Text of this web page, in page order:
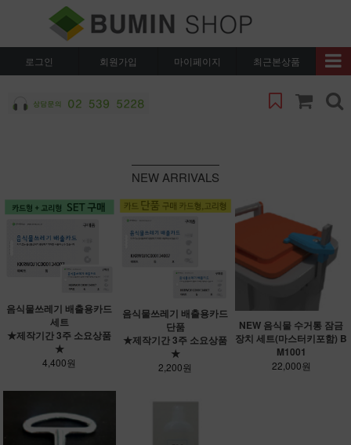
로그인 회원가입 마이페이지 최근본상품
NEW ARRIVALS
음식물쓰레기 배출용카드
세트
★제작기간 3주 소요상품
★
4,400원
음식물쓰레기 배출용카드
단품
★제작기간 3주 소요상품
★
2,200원
NEW 음식물 수거통 잠금
장치 세트(마스터키포함) B
M1001
22,000원